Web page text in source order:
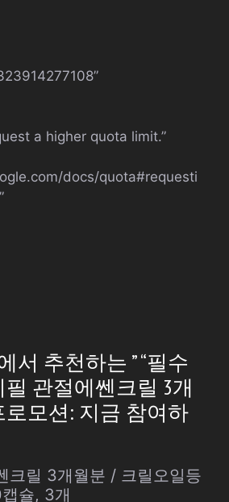
a higher quota limit.”
docs/quota#requesti
서 추천하는 ” “필수
관절에쎈크릴 3개
로모션: 지금 참여하
크릴 3개월분 / 크릴오일등
슐, 3개